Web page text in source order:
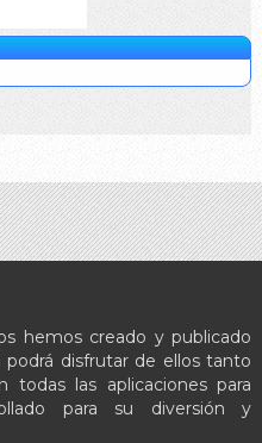
hemos creado y publicado
podrá disfrutar de ellos tanto
las aplicaciones para
para su diversión y